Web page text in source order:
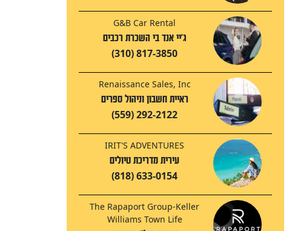
G&B Car Rental
ג'יי אנד בי השכרת רכבים
(310) 817-3850
Renaissance Sales, Inc
ראיית חשבון וניהול ספרים
(559) 292-2122
IRIT'S ADVENTURES
עירית מדריכת טיולים
(818) 633-0154
The Rapaport Group-Keller
Williams Town Life